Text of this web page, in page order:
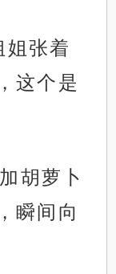
姐张着
这个是
胡萝卜
瞬间向